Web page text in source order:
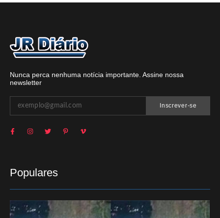
Nunca perca nenhuma notícia importante. Assine nossa
newsletter
Inscrever-se
Populares